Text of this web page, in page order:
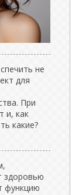
не
для
При
и, как
какие?
здоровью
функцию